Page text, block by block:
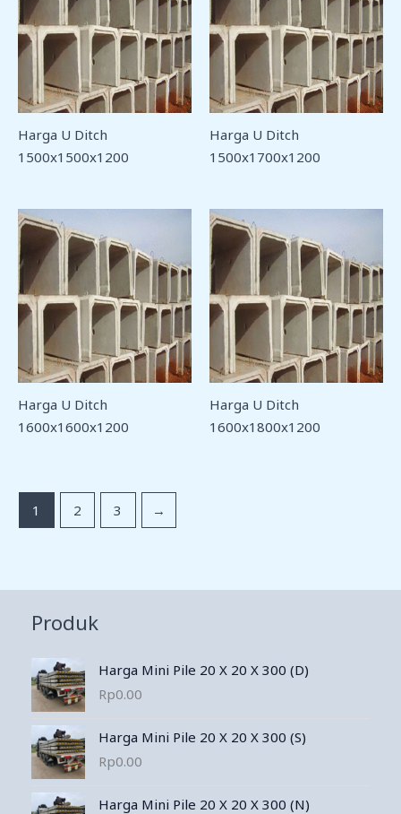
Harga U Ditch
1500x1500x1200
Harga U Ditch
1500x1700x1200
Harga U Ditch
1600x1600x1200
Harga U Ditch
1600x1800x1200
1 2 3 →
Produk
Harga Mini Pile 20 X 20 X 300 (D)
Rp0.00
Harga Mini Pile 20 X 20 X 300 (S)
Rp0.00
Harga Mini Pile 20 X 20 X 300 (N)